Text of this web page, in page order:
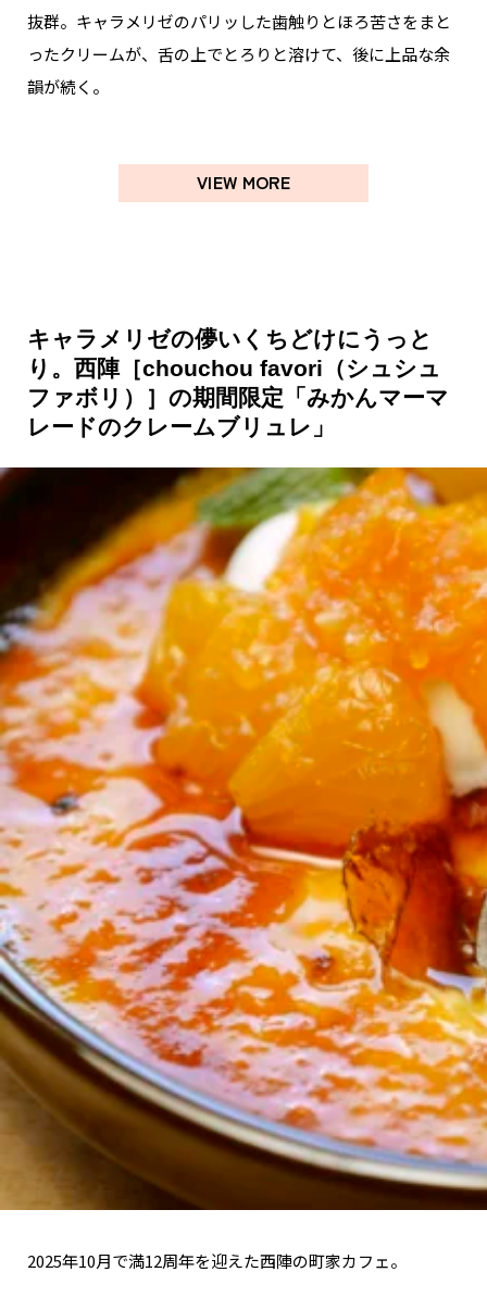
抜群。キャラメリゼのパリッした歯触りとほろ苦さをまと
ったクリームが、舌の上でとろりと溶けて、後に上品な余
韻が続く。
VIEW MORE
キャラメリゼの儚いくちどけにうっと
り。西陣［chouchou favori（シュシュ
ファボリ）］の期間限定「みかんマーマ
レードのクレームブリュレ」
2025年10月で満12周年を迎えた西陣の町家カフェ。